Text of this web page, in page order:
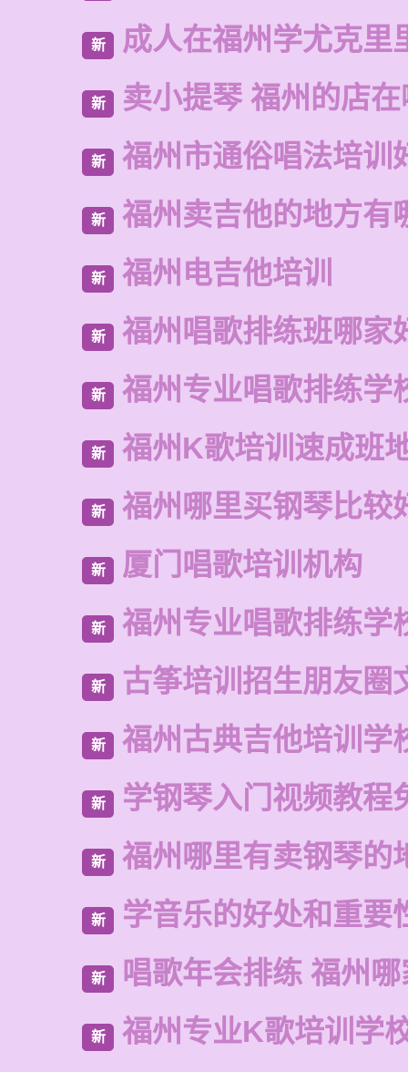
新 成人在福州学尤克里
新 卖小提琴 福州的店
新 福州市通俗唱法培训
新 福州卖吉他的地方有
新 福州电吉他培训
新 福州唱歌排练班哪家
新 福州专业唱歌排练学
新 福州K歌培训速成班
新 福州哪里买钢琴比较
新 厦门唱歌培训机构
新 福州专业唱歌排练学
新 古筝培训招生朋友圈
新 福州古典吉他培训学
新 学钢琴入门视频教程
新 福州哪里有卖钢琴的
新 学音乐的好处和重要
新 唱歌年会排练 福州
新 福州专业K歌培训学